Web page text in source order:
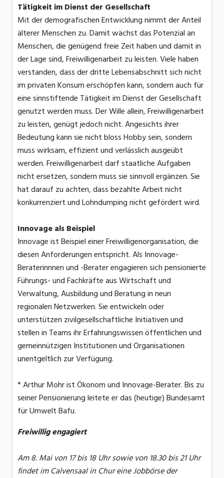
Tätigkeit im Dienst der Gesellschaft
Mit der demografischen Entwicklung nimmt der Anteil
älterer Menschen zu. Damit wächst das Potenzial an
Menschen, die genügend freie Zeit haben und damit in
der Lage sind, Freiwilligenarbeit zu leisten. Viele haben
verstanden, dass der dritte Lebensabschnitt sich nicht
im privaten Konsum erschöpfen kann, sondern auch für
eine sinnstiftende Tätigkeit im Dienst der Gesellschaft
genutzt werden muss. Der Wille allein, Freiwilligenarbeit
zu leisten, genügt jedoch nicht. Angesichts ihrer
Bedeutung kann sie nicht bloss Hobby sein, sondern
muss wirksam, effizient und verlässlich ausgeübt
werden. Freiwilligenarbeit darf staatliche Aufgaben
nicht ersetzen, sondern muss sie sinnvoll ergänzen. Sie
hat darauf zu achten, dass bezahlte Arbeit nicht
konkurrenziert und Lohndumping nicht gefördert wird.
Innovage als Beispiel
Innovage ist Beispiel einer Freiwilligenorganisation, die
diesen Anforderungen entspricht. Als Innovage-
Beraterinnnen und -Berater engagieren sich pensionierte
Führungs- und Fachkräfte aus Wirtschaft und
Verwaltung, Ausbildung und Beratung in neun
regionalen Netzwerken. Sie entwickeln oder
unterstützen zivilgesellschaftliche Initiativen und
stellen in Teams ihr Erfahrungswissen öffentlichen und
gemeinnützigen Institutionen und Organisationen
unentgeltlich zur Verfügung.
* Arthur Mohr ist Ökonom und Innovage-Berater. Bis zu
seiner Pensionierung leitete er das (heutige) Bundesamt
für Umwelt Bafu.
Freiwillig engagiert
Am 8. Mai von 17 bis 18 Uhr sowie von 18.30 bis 21 Uhr
findet im Calvensaal in Chur eine Jobbörse der